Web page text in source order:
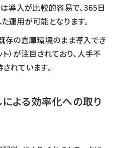
導入が比較的容易で、365日
運用が可能となります。
存の倉庫環境のまま導入でき
）が注目されており、人手不
れています。
よる効率化への取り